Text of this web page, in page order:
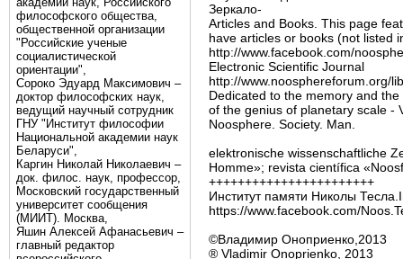
философского общества,
общественной организации
"Российские ученые
социалистической
ориентации",
Сороко Эдуард Максимович –
доктор философских наук,
ведущий научный сотрудник
ГНУ "Институт философии
Национальной академии наук
Беларуси",
Каргин Николай Николаевич –
док. филос. наук, профессор,
Московский государственный
университет сообщения
(МИИТ). Москва,
Яшин Алексей Афанасьевич –
главный редактор
Зеркало-
Articles and Books. This page
have articles or books (not listed
http://www.facebook.com/
Electronic Scientific Journal
http://www.noosphereforum.org/
Dedicated to the memory and
of the genius of planetary scale -
Noosphere. Society. Man.
elektronische wissenschaftliche
Homme»; revista científica
+++++++++++++++++++++++
Институт памяти Николы
https://www.facebook.com/
©Владимир Оноприенко,2013
® Vladimir Onoprienko, 2013